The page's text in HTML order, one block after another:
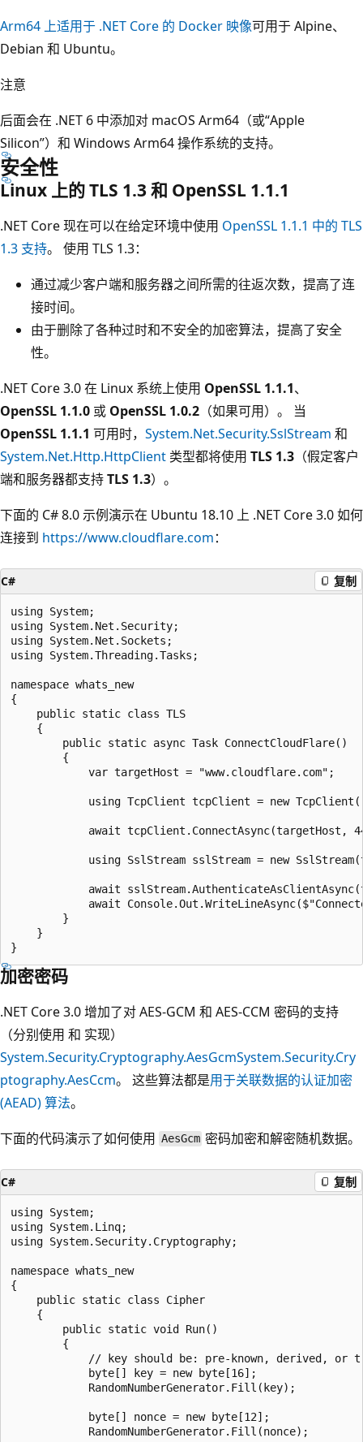
Arm64 上适用于 .NET Core 的 Docker 映像可用于 Alpine、
Debian 和 Ubuntu。
注意
后面会在 .NET 6 中添加对 macOS Arm64（或“Apple
Silicon”）和 Windows Arm64 操作系统的支持。
安全性
Linux 上的 TLS 1.3 和 OpenSSL 1.1.1
.NET Core 现在可以在给定环境中使用 OpenSSL 1.1.1 中的 TLS
1.3 支持。 使用 TLS 1.3：
通过减少客户端和服务器之间所需的往返次数，提高了连
接时间。
由于删除了各种过时和不安全的加密算法，提高了安全
性。
.NET Core 3.0 在 Linux 系统上使用 OpenSSL 1.1.1、
OpenSSL 1.1.0 或 OpenSSL 1.0.2 （如果可用）。 当
OpenSSL 1.1.1 可用时， System.Net.Security.SslStream 和
System.Net.Http.HttpClient 类型都将使用 TLS 1.3 （假定客户
端和服务器都支持TLS 1.3）。
下面的 C# 8.0 示例演示在 Ubuntu 18.10 上 .NET Core 3.0 如何
连接到 https://www.cloudflare.com：
C# 复制
using System;
using System.Net.Security;
using System.Net.Sockets;
using System.Threading.Tasks;
namespace whats_new
{
    public static class TLS
    {
        public static async Task ConnectCloudFlare()
        {
            var targetHost = "www.cloudflare.com";
using TcpClient tcpClient = new
await tcpClient.ConnectAsync(targetHost,
using SslStream sslStream = new
await
await
        }
    }
加密密码
.NET Core 3.0 增加了对 AES-GCM 和 AES-CCM 密码的支持
（分别使用 和 实现）
System.Security.Cryptography.AesGcmSystem.Security.Cry
ptography.AesCcm。 这些算法都是用于关联数据的认证加密
(AEAD) 算法。
下面的代码演示了如何使用 AesGcm 密码加密和解密随机数据。
C# 复制
using System;
using System.Linq;
using System.Security.Cryptography;
namespace whats_new
{
    public static class Cipher
    {
        public static void Run()
        {
// key should be: pre-known, derived, or
            byte[] key = new byte[16];
            RandomNumberGenerator.Fill(key);
            byte[] nonce = new byte[12];
            RandomNumberGenerator.Fill(nonce);